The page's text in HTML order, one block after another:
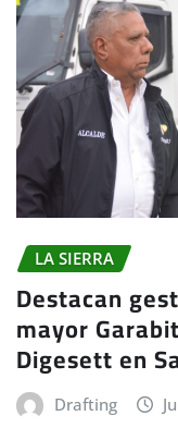
LA SIERRA
Destacan
mayor
Digesett en
Drafting